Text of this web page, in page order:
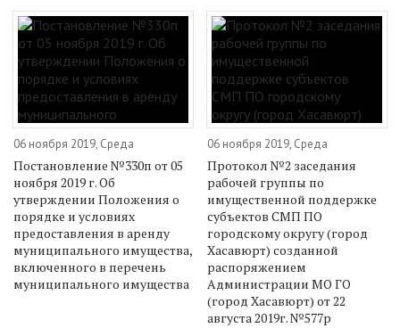
06 ноября 2019, Среда
Постановление №330п от 05
ноября 2019 г. Об
утверждении Положения о
порядке и условиях
предоставления в аренду
муниципального имущества,
включенного в перечень
муниципального имущества
06 ноября 2019, Среда
Протокол №2 заседания
рабочей группы по
имущественной поддержке
субъектов СМП ПО
городскому округу (город
Хасавюрт) созданной
распоряжением
Администрации МО ГО
(город Хасавюрт) от 22
августа 2019г. №577р